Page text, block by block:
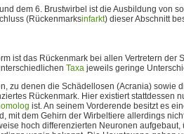
dem 6. Brustwirbel ist die Ausbildung von
(Rückenmarksinfarkt) dieser Abschnitt
ist das Rückenmark bei allen Vertretern der
Taxa jeweils geringe
zu denen die Schädellosen (Acrania) sowie
Rückenmark. Hier existiert stattdessen
ist. An seinem Vorderende besitzt es
mit dem Gehirn der Wirbeltiere allerdings
hoch differenzierten Neuronen